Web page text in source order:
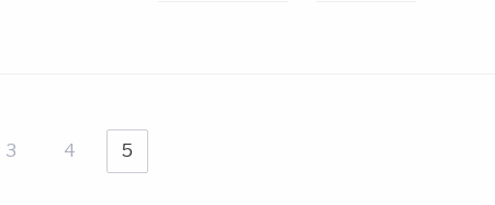
3 4 5